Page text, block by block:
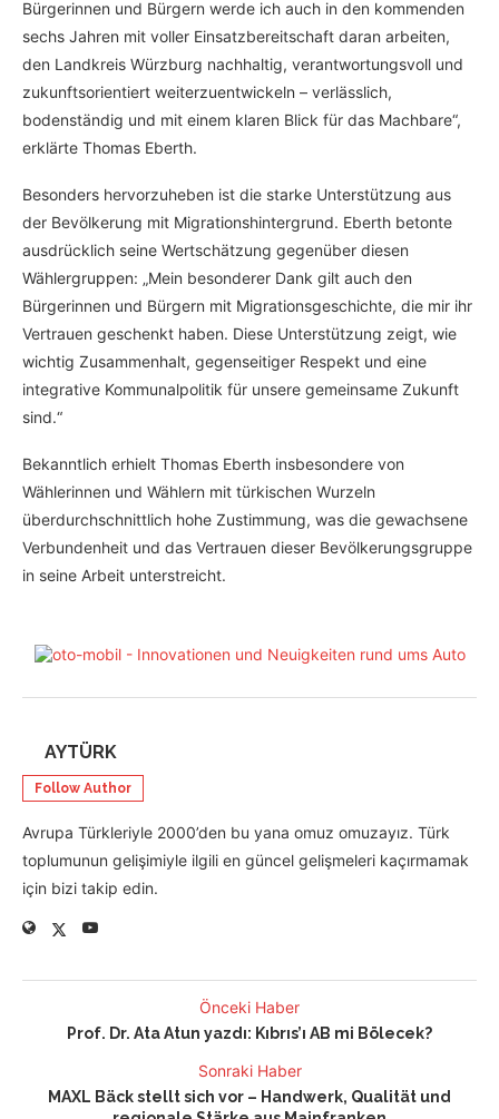
Bürgerinnen und Bürgern werde ich auch in den kommenden
sechs Jahren mit voller Einsatzbereitschaft daran arbeiten,
den Landkreis Würzburg nachhaltig, verantwortungsvoll und
zukunftsorientiert weiterzuentwickeln – verlässlich,
bodenständig und mit einem klaren Blick für das Machbare“,
erklärte Thomas Eberth.
Besonders hervorzuheben ist die starke Unterstützung aus
der Bevölkerung mit Migrationshintergrund. Eberth betonte
ausdrücklich seine Wertschätzung gegenüber diesen
Wählergruppen: „Mein besonderer Dank gilt auch den
Bürgerinnen und Bürgern mit Migrationsgeschichte, die mir ihr
Vertrauen geschenkt haben. Diese Unterstützung zeigt, wie
wichtig Zusammenhalt, gegenseitiger Respekt und eine
integrative Kommunalpolitik für unsere gemeinsame Zukunft
sind.“
Bekanntlich erhielt Thomas Eberth insbesondere von
Wählerinnen und Wählern mit türkischen Wurzeln
überdurchschnittlich hohe Zustimmung, was die gewachsene
Verbundenheit und das Vertrauen dieser Bevölkerungsgruppe
in seine Arbeit unterstreicht.
AYTÜRK
Follow Author
Avrupa Türkleriyle 2000’den bu yana omuz omuzayız. Türk
toplumunun gelişimiyle ilgili en güncel gelişmeleri kaçırmamak
için bizi takip edin.
Önceki Haber
Prof. Dr. Ata Atun yazdı: Kıbrıs’ı AB mi Bölecek?
Sonraki Haber
MAXL Bäck stellt sich vor – Handwerk, Qualität und